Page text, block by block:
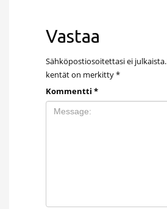
Vastaa
Sähköpostiosoitettasi ei julkaista.
kentät on merkitty*
Kommentti *